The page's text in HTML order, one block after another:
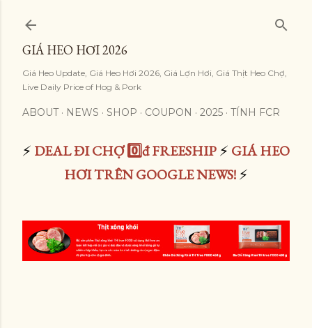
GIÁ HEO HƠI 2026
Giá Heo Update, Giá Heo Hơi 2026, Giá Lợn Hơi, Giá Thịt Heo Chợ,
Live Daily Price of Hog & Pork
ABOUT NEWS SHOP COUPON 2025 TÍNH FCR
⚡ DEAL ĐI CHỢ 0️⃣đ FREESHIP⚡ GIÁ HEO
HƠI TRÊN GOOGLE NEWS!⚡